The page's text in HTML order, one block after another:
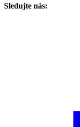
Sledujte nás: